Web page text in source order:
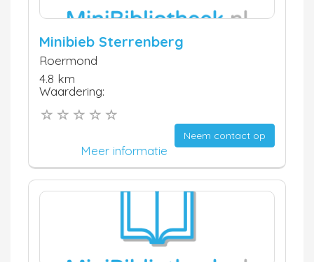
Minibieb Sterrenberg
Roermond
4.8 km
Waardering:
Neem contact op
Meer informatie